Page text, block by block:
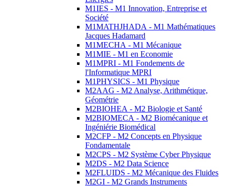
M1IES - M1 Innovation, Entreprise et
Société
M1MATHJHADA - M1 Mathématiques
Jacques Hadamard
M1MECHA - M1 Mécanique
M1MIE - M1 en Economie
M1MPRI - M1 Fondements de
l'Informatique MPRI
M1PHYSICS - M1 Physique
M2AAG - M2 Analyse, Arithmétique,
Géométrie
M2BIOHEA - M2 Biologie et Santé
M2BIOMECA - M2 Biomécanique et
Ingéniérie Biomédical
M2CFP - M2 Concepts en Physique
Fondamentale
M2CPS - M2 Système Cyber Physique
M2DS - M2 Data Science
M2FLUIDS - M2 Mécanique des Fluides
M2GI - M2 Grands Instruments